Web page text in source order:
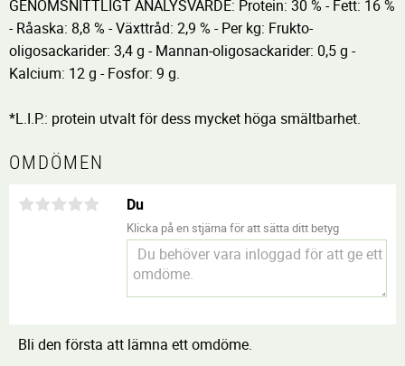
GENOMSNITTLIGT ANALYSVÄRDE: Protein: 30 % - Fett: 16 %
- Råaska: 8,8 % - Växttråd: 2,9 % - Per kg: Frukto-
oligosackarider: 3,4 g - Mannan-oligosackarider: 0,5 g -
Kalcium: 12 g - Fosfor: 9 g.
*L.I.P.: protein utvalt för dess mycket höga smältbarhet.
OMDÖMEN
Du
Klicka på en stjärna för att sätta ditt betyg
Bli den första att lämna ett omdöme.